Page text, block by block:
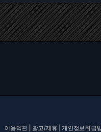
이용약관 광고/제휴 |개인정보취급